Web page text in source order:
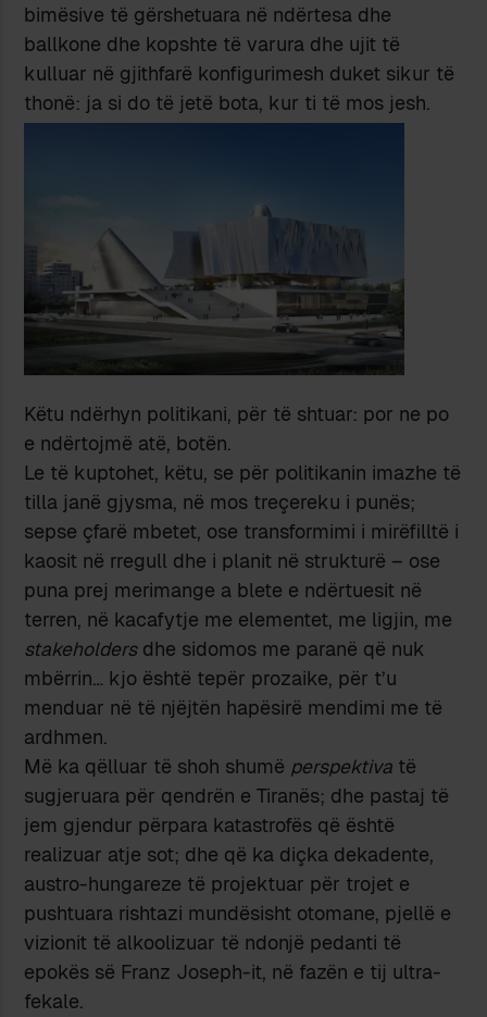
bimësive të gërshetuara në ndërtesa dhe
ballkone dhe kopshte të varura dhe ujit të
kulluar në gjithfarë konfigurimesh duket sikur të
thonë: ja si do të jetë bota, kur ti të mos jesh.
Këtu ndërhyn politikani, për të shtuar: por ne po
e ndërtojmë atë, botën.
Le të kuptohet, këtu, se për politikanin imazhe të
tilla janë gjysma, në mos treçereku i punës;
sepse çfarë mbetet, ose transformimi i mirëfilltë i
kaosit në rregull dhe i planit në strukturë – ose
puna prej merimange a blete e ndërtuesit në
terren, në kacafytje me elementet, me ligjin, me
stakeholdersdhe sidomos me paranë që nuk
mbërrin… kjo është tepër prozaike, për t’u
menduar në të njëjtën hapësirë mendimi me të
ardhmen.
Më ka qëlluar të shoh shumë perspektiva të
sugjeruara për qendrën e Tiranës; dhe pastaj të
jem gjendur përpara katastrofës që është
realizuar atje sot; dhe që ka diçka dekadente,
austro-hungareze të projektuar për trojet e
pushtuara rishtazi mundësisht otomane, pjellë e
vizionit të alkoolizuar të ndonjë pedanti të
epokës së Franz Joseph-it, në fazën e tij ultra-
fekale.